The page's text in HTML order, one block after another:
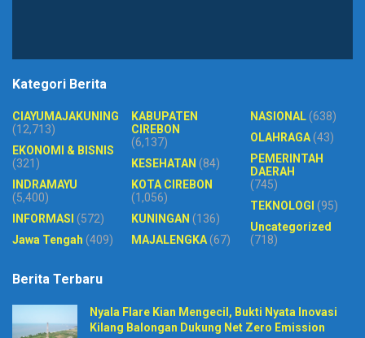
Kategori Berita
CIAYUMAJAKUNING
(12,713)
EKONOMI & BISNIS
(321)
INDRAMAYU
(5,400)
INFORMASI (572)
Jawa Tengah (409)
KABUPATEN
CIREBON
(6,137)
KESEHATAN (84)
KOTA CIREBON
(1,056)
KUNINGAN (136)
MAJALENGKA(67)
NASIONAL(638)
OLAHRAGA(43)
PEMERINTAH
DAERAH
(745)
TEKNOLOGI (95)
Uncategorized
(718)
Berita Terbaru
Nyala Flare Kian Mengecil, Bukti Nyata Inovasi
Kilang Balongan Dukung Net Zero Emission